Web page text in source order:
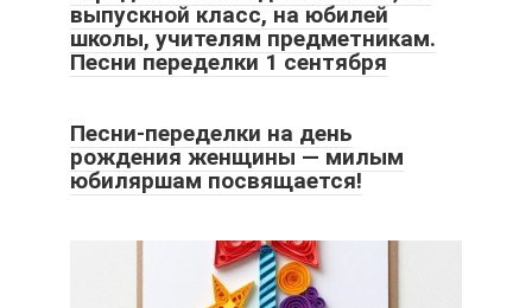
выпускной класс, на юбилей
школы, учителям предметникам.
Песни переделки 1 сентября
Песни-переделки на день
рождения женщины — милым
юбиляршам посвящается!